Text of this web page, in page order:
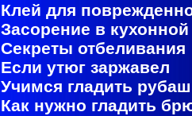
Клей для
Засорение в
Секреты отбеливания
Если утюг заржавел
Учимся гладить
Как нужно гладить